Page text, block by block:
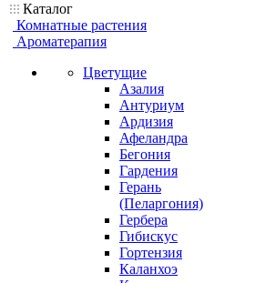
Каталог
Комнатные растения
Ароматерапия
Цветущие
Азалия
Антуриум
Ардизия
Афеландра
Бегония
Гардения
Герань
(Пеларгония)
Гербера
Гибискус
Гортензия
Каланхоэ